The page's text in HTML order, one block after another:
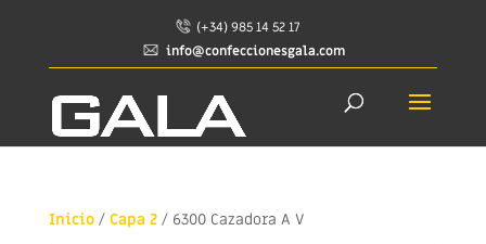
(+34) 985 14 52 17
info@confeccionesgala.com
Inicio/ Capa 2/ 6300 Cazadora A V